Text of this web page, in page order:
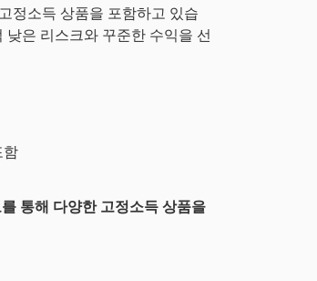
정소득 상품을 포함하고 있습
낮은 리스크와 꾸준한 수익을 선
함
통해 다양한 고정소득 상품을